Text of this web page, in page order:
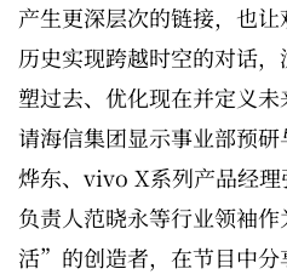
产生更深层次的链接，也
历史实现跨越时空的对话
塑过去、优化现在并定义
请海信集团显示事业部预
烨东、vivo X系列产品经
负责人范晓永等行业领袖
活”的创造者，在节目中分